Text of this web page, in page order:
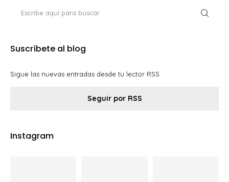
Suscríbete al blog
Sigue las nuevas entradas desde tu lector RSS.
Seguir por RSS
Instagram